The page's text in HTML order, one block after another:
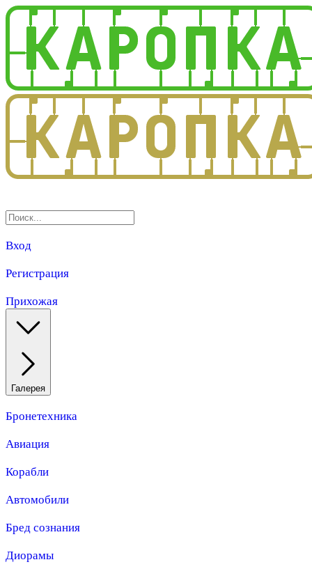
Вход
Регистрация
Прихожая
Галерея
Бронетехника
Авиация
Корабли
Автомобили
Бред сознания
Диорамы